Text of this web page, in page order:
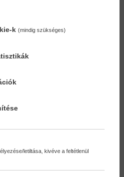
Könyvkereső-szolgálat
a Családi
k (mindig szükséges)
letiltása, kivéve a feltétlenül